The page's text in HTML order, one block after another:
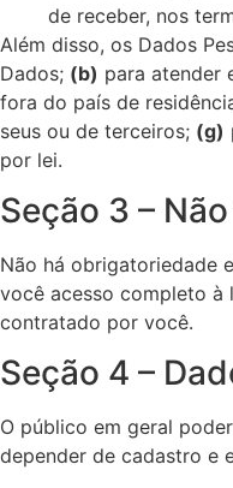
de receber, nos
Além disso, os Dados
Dados; (b) para atender
fora do país de
seus ou de terceiros; (g)
por lei.
Seção 3 –
Não há obrigatoriedade
você acesso completo à
contratado por você.
Seção 4 –
O público em geral
depender de cadastro e